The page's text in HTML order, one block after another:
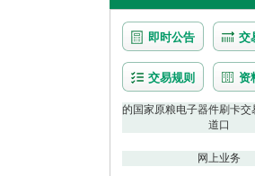
即时公告 交
交易规则 资
的国家原粮电子器件刷卡交
道口
网上业务